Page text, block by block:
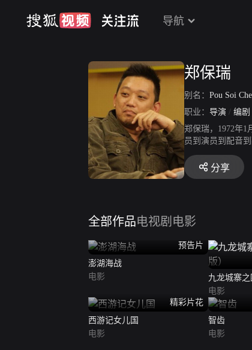
导航
郑保瑞
别名： Pou Soi
职业： 导演 / 编剧
郑保瑞，1972年1
员到演员到配音
部“大头怪婴”系
分享
全部作品电视剧 电影
预告片
澎湖海战
电影
九龙城寨之
电影
精彩片花
西游记女儿国
电影
智齿
电影